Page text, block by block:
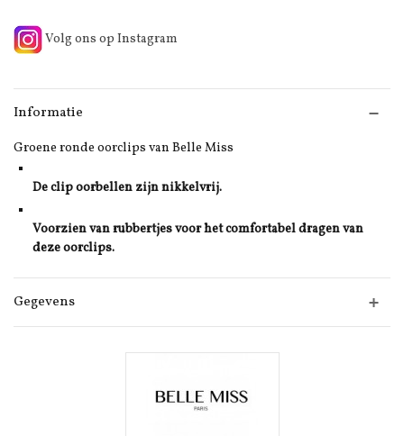
Volg ons op Instagram
Informatie
Groene ronde oorclips van Belle Miss
De clip oorbellen zijn nikkelvrij.
Voorzien van rubbertjes voor het comfortabel dragen van
deze oorclips.
Gegevens